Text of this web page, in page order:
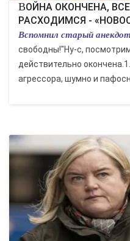
ВОЙНА ОКОНЧЕНА, ВСЕ СВОБОДНЫ.
РАСХОДИМСЯ -
Вспомнил старый
свободны!"Ну-с,
действительно
агрессора, шумно и